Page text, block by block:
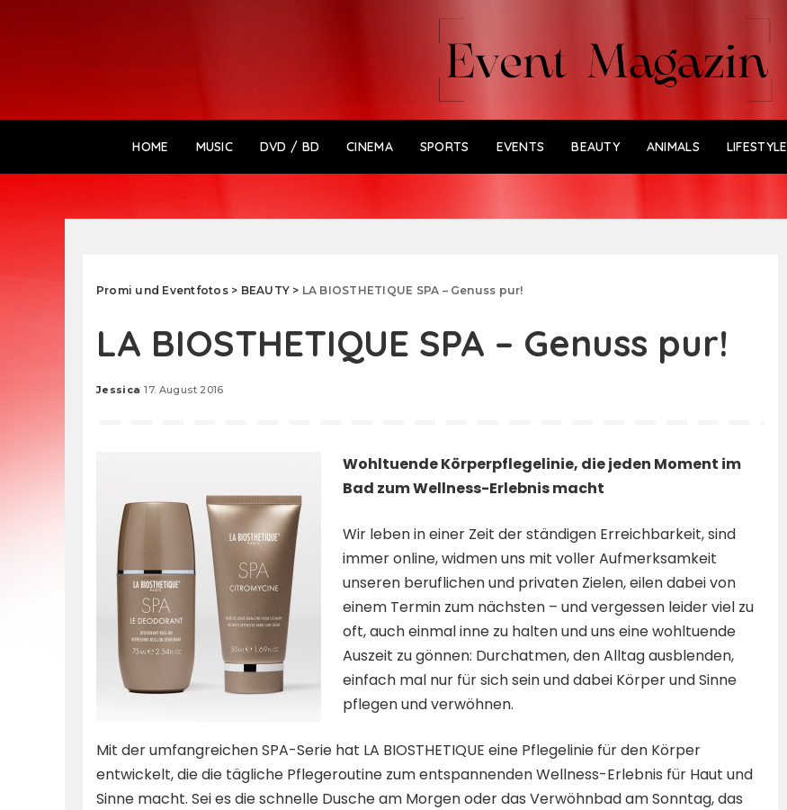
HOME MUSIC DVD / BD CINEMA SPORTS EVENTS BEAUTY ANIMALS LIFESTYLE
Promi und Eventfotos> BEAUTY > LA BIOSTHETIQUE SPA – Genuss pur!
LA BIOSTHETIQUE SPA – Genuss pur!
Posted
Jessica 17. August 2016
Wohltuende Körperpflegelinie, die jeden Moment im
Bad zum Wellness-Erlebnis macht
Wir leben in einer Zeit der ständigen Erreichbarkeit, sind
immer online, widmen uns mit voller Aufmerksamkeit
unseren beruflichen und privaten Zielen, eilen dabei von
einem Termin zum nächsten – und vergessen leider viel zu
oft, auch einmal inne zu halten und uns eine wohltuende
Auszeit zu gönnen: Durchatmen, den Alltag ausblenden,
einfach mal nur für sich sein und dabei Körper und Sinne
pflegen und verwöhnen.
Mit der umfangreichen SPA-Serie hat LA BIOSTHETIQUE eine Pflegelinie für den Körper
entwickelt, die die tägliche Pflegeroutine zum entspannenden Wellness-Erlebnis für Haut und
Sinne macht. Sei es die schnelle Dusche am Morgen oder das Verwöhnbad am Sonntag, das